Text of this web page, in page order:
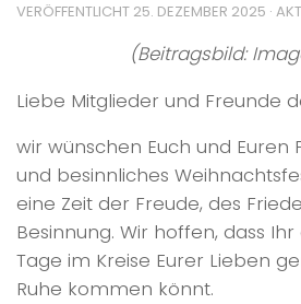
VERÖFFENTLICHT 25. DEZEMBER 2025 ·
(Beitragsbild:
Liebe Mitglieder und Freunde
wir wünschen Euch und Euren
und besinnliches
eine Zeit der Freude, des
Besinnung. Wir hoffen, dass
Tage im Kreise Eurer Lieben
Ruhe kommen könnt.